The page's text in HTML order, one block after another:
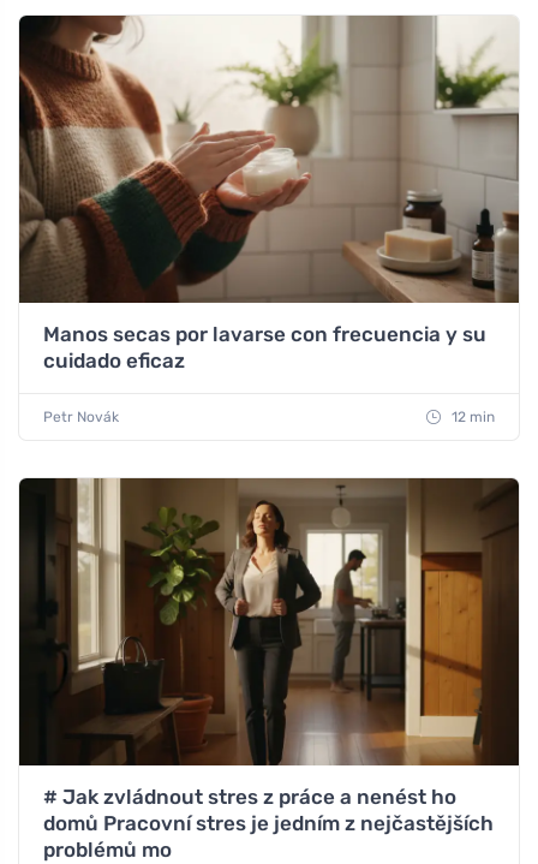
Manos secas por lavarse con frecuencia y su
cuidado eficaz
Petr Novák 12 min
# Jak zvládnout stres z práce a nenést ho
domů Pracovní stres je jedním z nejčastějších
problémů mo